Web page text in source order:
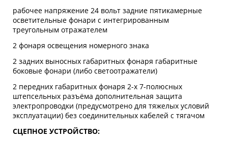
рабочее напряжение 24 вольт задние пятикамерные
осветительные фонари с интегрированным
треугольным отражателем
2 фонаря освещения номерного знака
2 задних выносных габаритных фонаря габаритные
боковые фонари (либо светоотражатели)
2 передних габаритных фонаря 2-х 7-полюсных
штепсельных разъёма дополнительная защита
электропроводки (предусмотрено для тяжелых условий
эксплуатации) без соединительных кабелей с тягачом
СЦЕПНОЕ УСТРОЙСТВО: